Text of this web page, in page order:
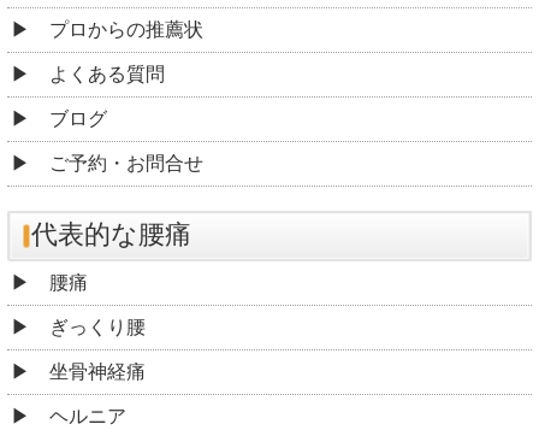
プロからの推薦状
よくある質問
ブログ
ご予約・お問合せ
代表的な腰痛
腰痛
ぎっくり腰
坐骨神経痛
ヘルニア